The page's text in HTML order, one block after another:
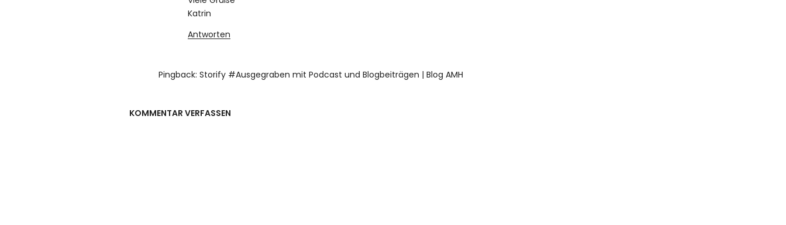
Katrin
Antworten
Pingback:Storify #Ausgegraben mit Podcast und Blogbeiträgen | Blog AMH
KOMMENTAR VERFASSEN